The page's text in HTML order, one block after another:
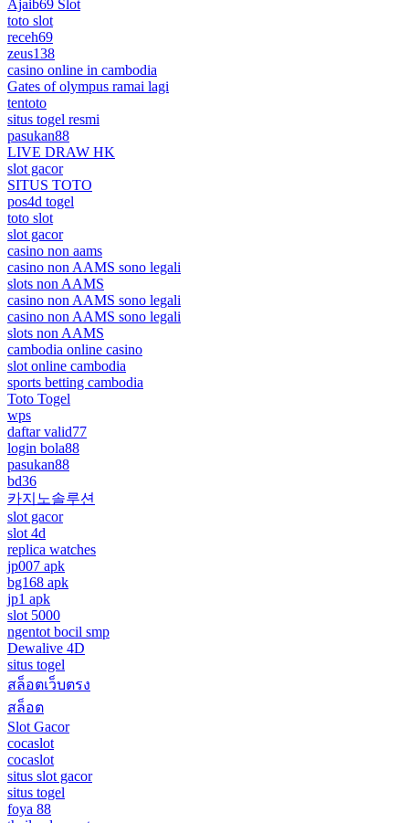
Ajaib69 Slot
toto slot
receh69
zeus138
casino online in cambodia
Gates of olympus ramai lagi
tentoto
situs togel resmi
pasukan88
LIVE DRAW HK
slot gacor
SITUS TOTO
pos4d togel
toto slot
slot gacor
casino non aams
casino non AAMS sono legali
slots non AAMS
casino non AAMS sono legali
casino non AAMS sono legali
slots non AAMS
cambodia online casino
slot online cambodia
sports betting cambodia
Toto Togel
wps
daftar valid77
login bola88
pasukan88
bd36
카지노솔루션
slot gacor
slot 4d
replica watches
jp007 apk
bg168 apk
jp1 apk
slot 5000
ngentot bocil smp
Dewalive 4D
situs togel
สล็อตเว็บตรง
สล็อต
Slot Gacor
cocaslot
cocaslot
situs slot gacor
situs togel
foya 88